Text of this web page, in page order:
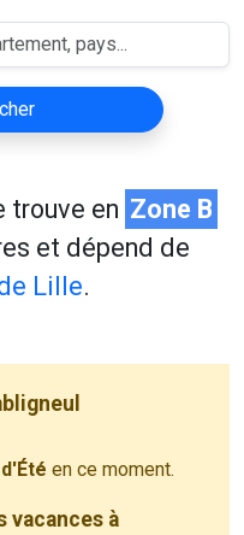
trouve en Zone B
et dépend de
Lille.
en ce moment.
vacances à